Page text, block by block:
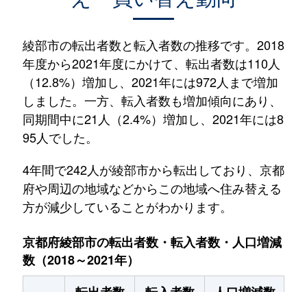
綾部市の転出者数と転入者数の推移です。2018
年度から2021年度にかけて、転出者数は110人
（12.8%）増加し、2021年には972人まで増加
しました。一方、転入者数も増加傾向にあり、
同期間中に21人（2.4%）増加し、2021年には8
95人でした。
4年間で242人が綾部市から転出しており、京都
府や周辺の地域などからこの地域へ住み替える
方が減少していることがわかります。
京都府綾部市の転出者数・転入者数・人口増減
数（2018～2021年）